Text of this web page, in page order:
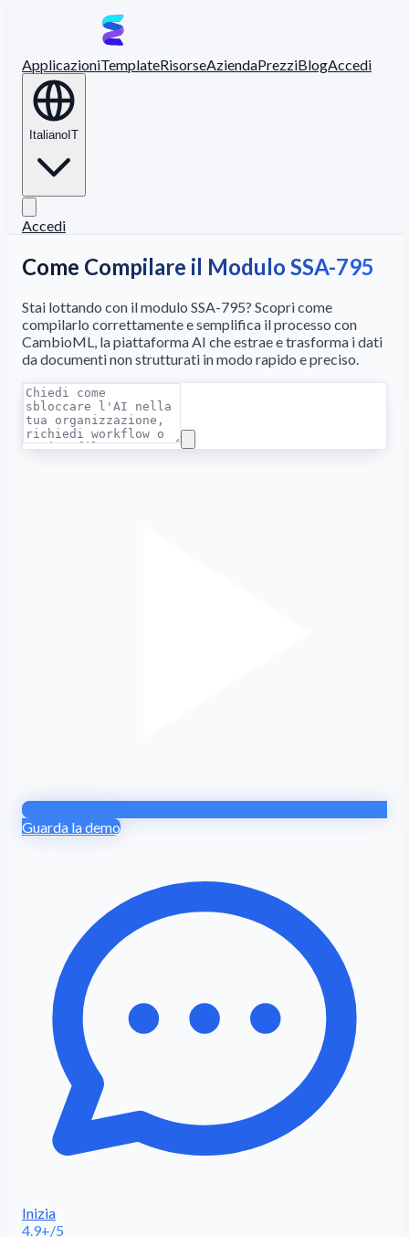
ApplicazioniTemplateRisorseAziendaPrezziBlogAccedi
Italiano IT
Accedi
Come Compilare il Modulo SSA-795
Stai lottando con il modulo SSA-795? Scopri come
compilarlo correttamente e semplifica il processo con
CambioML, la piattaforma AI che estrae e trasforma i dati
da documenti non strutturati in modo rapido e preciso.
Guarda la demo
Inizia
4.9+/5